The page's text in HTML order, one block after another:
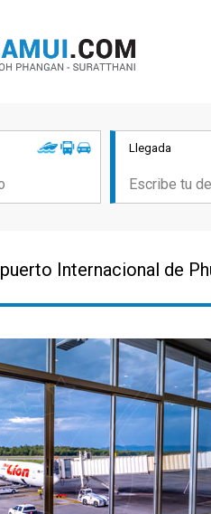
Llegada
Internacional de